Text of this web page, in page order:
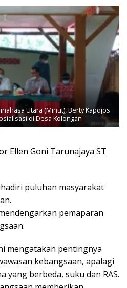
Utara (Minut), Berty Kapojos
di Desa Kolongan
Ellen Goni Tarunajaya ST
puluhan masyarakat
pemaparan
mengatakan pentingnya
kebangsaan, apalagi
yang berbeda, suku dan RAS.